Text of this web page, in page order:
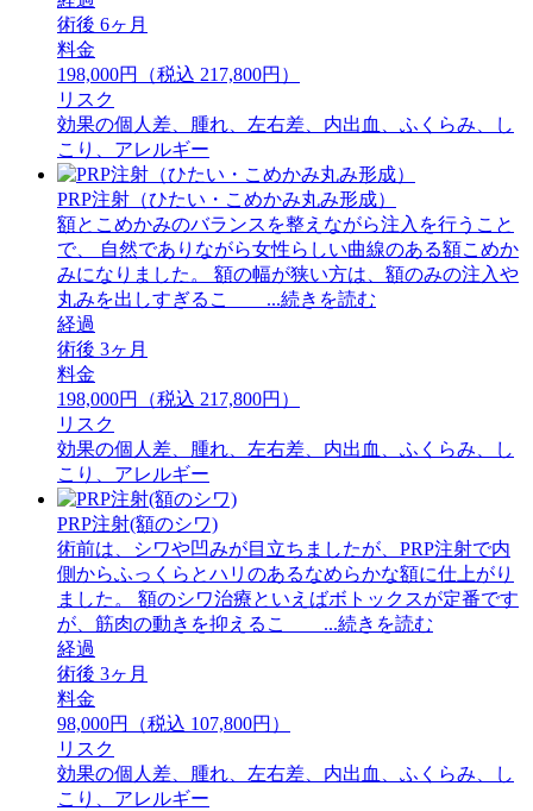
術後 6ヶ月
料金
198,000円（税込 217,800円）
リスク
効果の個人差、腫れ、左右差、内出血、ふくらみ、し
こり、アレルギー
PRP注射（ひたい・こめかみ丸み形成）
額とこめかみのバランスを整えながら注入を行うこと
で、 自然でありながら女性らしい曲線のある額こめか
みになりました。 額の幅が狭い方は、額のみの注入や
丸みを出しすぎるこ ...続きを読む
経過
術後 3ヶ月
料金
198,000円（税込 217,800円）
リスク
効果の個人差、腫れ、左右差、内出血、ふくらみ、し
こり、アレルギー
PRP注射(額のシワ)
術前は、シワや凹みが目立ちましたが、PRP注射で内
側からふっくらとハリのあるなめらかな額に仕上がり
ました。 額のシワ治療といえばボトックスが定番です
が、筋肉の動きを抑えるこ ...続きを読む
経過
術後 3ヶ月
料金
98,000円（税込 107,800円）
リスク
効果の個人差、腫れ、左右差、内出血、ふくらみ、し
こり、アレルギー